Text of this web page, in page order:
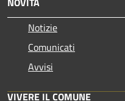
Notizie
Comunicati
Avvisi
VIVERE IL COMUNE